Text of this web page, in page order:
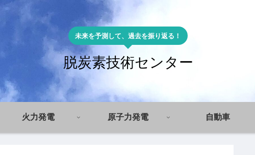
未来を予測して、過去を振り返る！
脱炭素技術センター
火力発電 原子力発電 自動車